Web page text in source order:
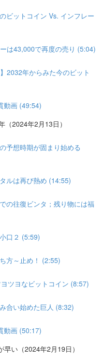
ビットコイン Vs. インフレー
は43,000で再度の売り (5:04)
2032年からみた今のビット
動画 (49:54)
（2024年2月13日）
予想時期が固まり始める
ルは再び熱め (14:55)
の往復ビンタ；残り物には福
口２ (5:59)
方～止め！ (2:55)
ツヨなビットコイン (8:57)
合い始めた巨人 (8:32)
動画 (50:17)
い（2024年2月19日）